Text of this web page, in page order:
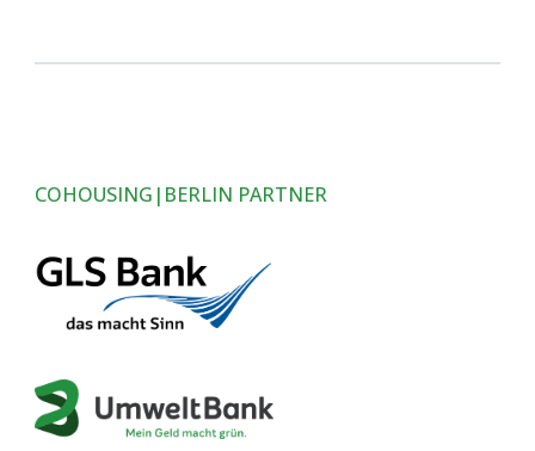
COHOUSING|BERLIN PARTNER